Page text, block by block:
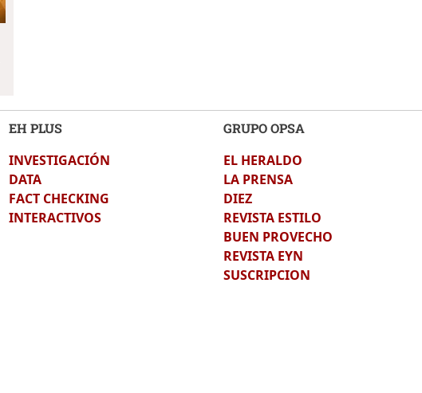
EH PLUS
INVESTIGACIÓN
DATA
FACT CHECKING
INTERACTIVOS
GRUPO OPSA
EL HERALDO
LA PRENSA
DIEZ
REVISTA ESTILO
BUEN PROVECHO
REVISTA EYN
SUSCRIPCION